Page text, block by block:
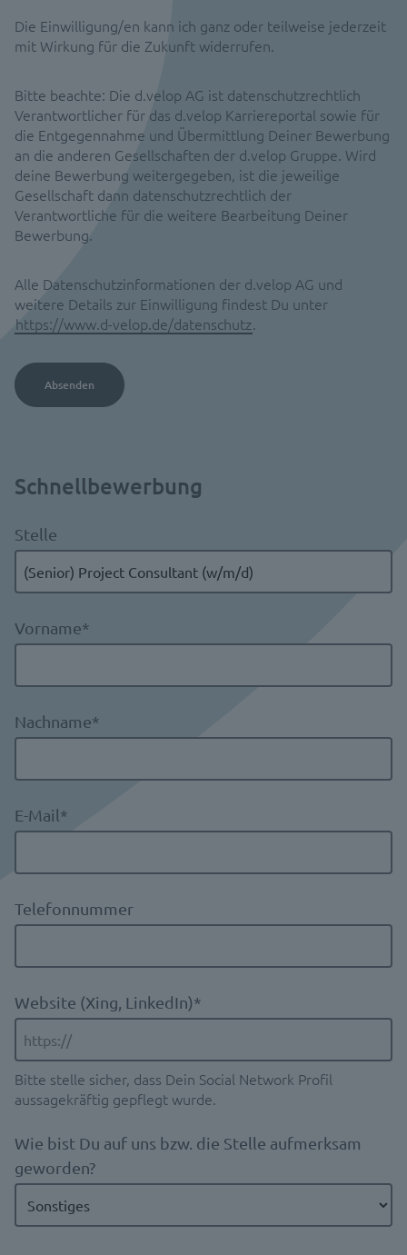
Die Einwilligung/en kann ich ganz oder teilweise jederzeit
mit Wirkung für die Zukunft widerrufen.
Bitte beachte: Die d.velop AG ist datenschutzrechtlich
Verantwortlicher für das d.velop Karriereportal sowie für
die Entgegennahme und Übermittlung Deiner Bewerbung
an die anderen Gesellschaften der d.velop Gruppe. Wird
deine Bewerbung weitergegeben, ist die jeweilige
Gesellschaft dann datenschutzrechtlich der
Verantwortliche für die weitere Bearbeitung Deiner
Bewerbung.
Alle Datenschutzinformationen der d.velop AG und
weitere Details zur Einwilligung findest Du unter
https://www.d-velop.de/datenschutz.
Schnellbewerbung
Stelle
Vorname*
Nachname*
E-Mail*
Telefonnummer
Website (Xing, LinkedIn)*
Bitte stelle sicher, dass Dein Social Network Profil
aussagekräftig gepflegt wurde.
Wie bist Du auf uns bzw. die Stelle aufmerksam
geworden?